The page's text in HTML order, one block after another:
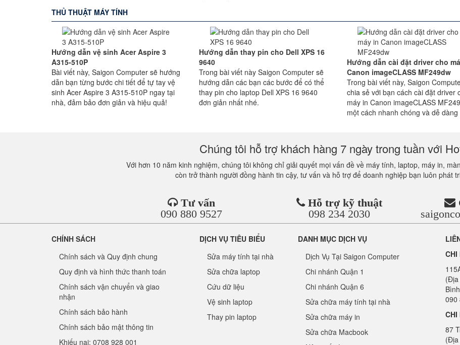
THỦ THUẬT MÁY TÍNH
Hướng dẫn vệ sinh Acer Aspire 3
A315-510P
Bài viết này, Saigon Computer sẽ hướng
dẫn bạn từng bước chi tiết để tự tay vệ
sinh Acer Aspire 3 A315-510P ngay tại
nhà, đảm bảo đơn giản và hiệu quả!
Hướng dẫn thay pin cho Dell XPS 16
9640
Trong bài viết này Saigon Computer sẽ
hướng dẫn các bạn các bước để có thể
thay pin cho laptop Dell XPS 16 9640
đơn giản nhất nhé.
Hướng dẫn cài đặt driver cho
Canon imageCLASS MF249dw
Trong bài viết này, Saigon
chia sẻ với bạn cách cài đặt driver
máy in Canon imageCLASS
một cách nhanh chóng và dễ dàng
Chúng tôi hỗ trợ khách hàng 7 ngày trong tuần với
Với hơn 10 năm kinh nghiệm, chúng tôi không chỉ giải quyết mọi vấn đề về máy tính, laptop, máy in,
còn trở thành người đồng hành tin cậy, tư vấn và hỗ trợ để doanh nghiệp bạn luôn phát
Tư vấn
090 880 9527
Hỗ trợ kỹ thuật
098 234 2030
CHÍNH SÁCH
Chính sách và Quy định chung
Quy định và hình thức thanh toán
Chính sách vận chuyển và giao
nhận
Chính sách bảo hành
Chính sách bảo mật thông tin
Khiếu nại: 0708 928 001
DỊCH VỤ TIÊU BIỂU
Sửa máy tính tại nhà
Sửa chữa laptop
Cứu dữ liệu
Vệ sinh laptop
Thay pin laptop
DANH MỤC DỊCH VỤ
Dịch Vụ Tại Saigon Computer
Chi nhánh Quận 1
Chi nhánh Quận 6
Sửa chữa máy tính tại nhà
Sửa chữa máy in
Sửa chữa Macbook
CHI
(Địa
090
CHI
87
(Địa